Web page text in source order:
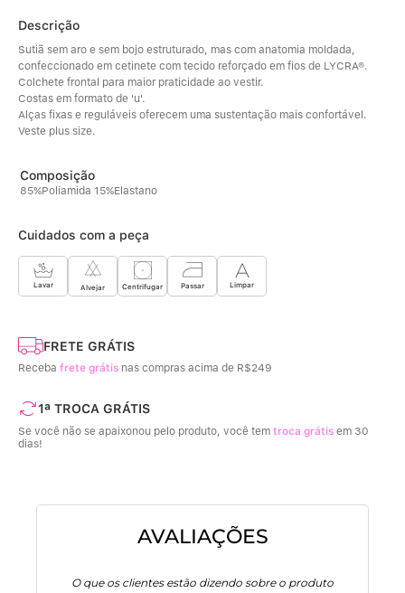
Descrição
Sutiã sem aro e sem bojo estruturado, mas com anatomia moldada,
confeccionado em cetinete com tecido reforçado em fios de LYCRA®.
Colchete frontal para maior praticidade ao vestir.
Costas em formato de 'u'.
Alças fixas e reguláveis oferecem uma sustentação mais confortável.
Veste plus size.
85%Poliamida 15%Elastano
Cuidados com a peça
Lavar Alvejar Centrifugar Passar Limpar
FRETE GRÁTIS
Receba frete grátis nas compras acima de R$249
1ª TROCA GRÁTIS
Se você não se apaixonou pelo produto, você tem troca grátis em 30
dias!
AVALIAÇÕES
O que os clientes estão dizendo sobre o produto